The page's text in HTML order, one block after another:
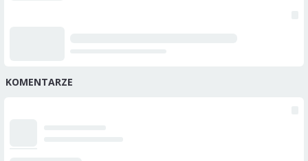
KOMENTARZE